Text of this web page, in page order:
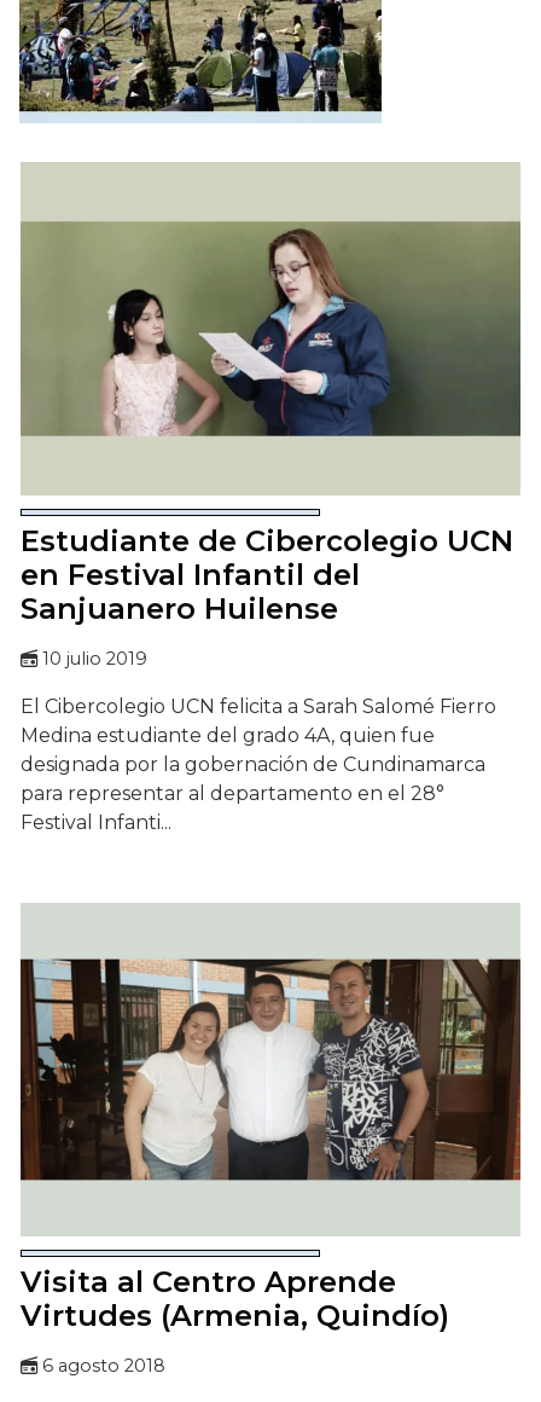
Estudiante de Cibercolegio UCN
en Festival Infantil del
Sanjuanero Huilense
10 julio 2019
El Cibercolegio UCN felicita a Sarah Salomé Fierro
Medina estudiante del grado 4A, quien fue
designada por la gobernación de Cundinamarca
para representar al departamento en el 28°
Festival Infanti...
Visita al Centro Aprende
Virtudes (Armenia, Quindío)
6 agosto 2018